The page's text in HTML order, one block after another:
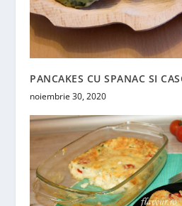
PANCAKES CU SPANAC SI
noiembrie 30, 2020